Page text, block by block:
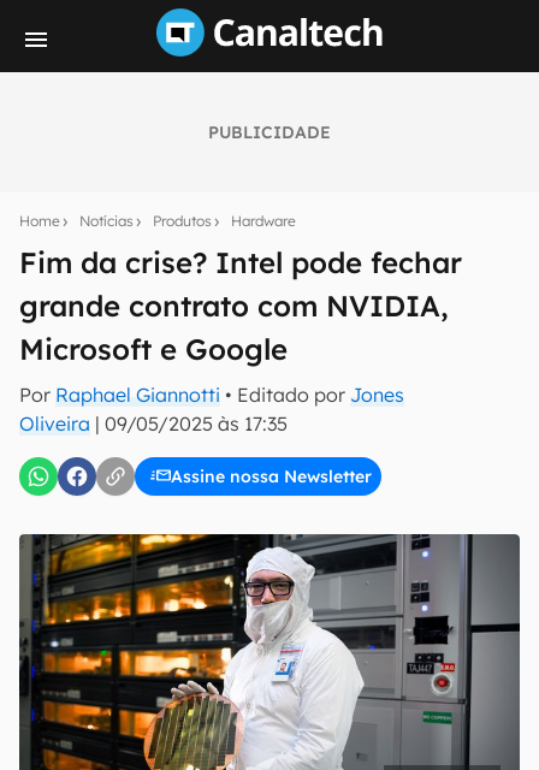
PUBLICIDADE
Home Notícias Produtos Hardware
Fim da crise? Intel pode fechar
grande contrato com NVIDIA,
Microsoft e Google
Por Raphael Giannotti • Editado por Jones
Oliveira | 09/05/2025 às 17:35
Assine nossa Newsletter
notícias e reviews sobre tecnologia em primeira
mão.
E-mail
inscreva-se
Confirmo que li, aceito e concordo com os Termos de
Uso e Política de Privacidade do Canaltech.